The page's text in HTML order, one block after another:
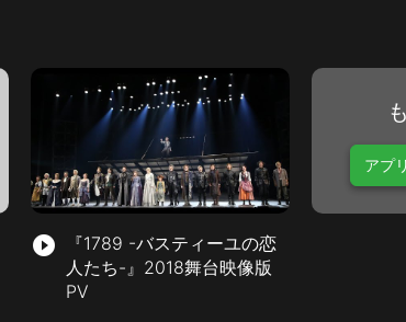
play_circle_filled
『1789 -バスティーユの恋
人たち-』2018舞台映像版
PV
アプ